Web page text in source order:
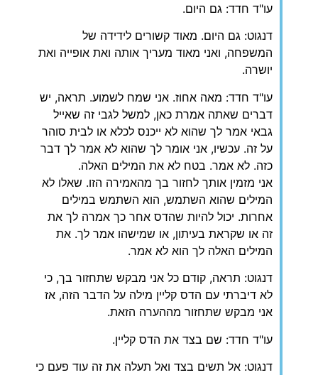
עו"ד חדד: גם היום.
דנגוט: גם היום. מאוד קשורים לידידה של
המשפחה, ואני מאוד מעריך אותה ואת אופייה ואת
יושרה.
עו"ד חדד: מאה אחוז. אני שמח לשמוע. תראה, יש
דברים שאתה אמרת כאן, למשל לגבי זה שאייל
גבאי אמר לך שהוא לא ייכנס לכלא או לבית סוהר
על זה. עכשיו, אני אומר לך שהוא לא אמר לך דבר
כזה. לא אמר. בטח לא את המילים האלה.
אני מזמין אותך לחזור בך מהאמירה הזו. שאלו לא
המילים שהוא השתמש, הוא השתמש במילים
אחרות. יכול להיות שהדס אחר כך אמרה לך את
זה או שקראת בעיתון, או שמישהו אמר לך. את
המילים האלה לך הוא לא אמר.
דנגוט: תראה, קודם כל אני מבקש שתחזור בך, כי
לא דיברתי עם הדס קליין מילה על הדבר הזה, אז
אני מבקש שתחזור מההערה הזאת.
עו"ד חדד: שם בצד את הדס קליין.
דנגוט: אל תשים בצד ואל תעלה את זה עוד פעם כי